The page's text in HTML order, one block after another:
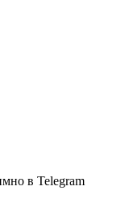
в Telegram